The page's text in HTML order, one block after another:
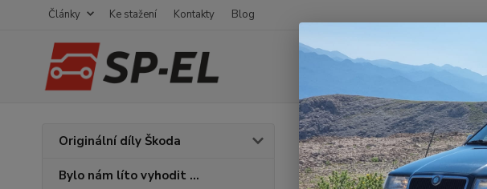
Články Ke stažení Kontakty Blog
Originální díly Škoda
Bylo nám líto vyhodit ...
Úvod Kožené a látkové doplňky
Stínítka Felicia